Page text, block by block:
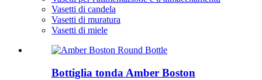
Vasetti di candela
Vasetti di muratura
Vasetti di miele
Bottiglia tonda Amber Boston